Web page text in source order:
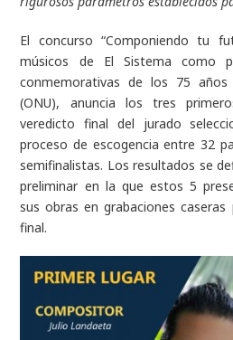
El concurso “Componiendo tu
músicos de El Sistema como
conmemorativas de los 75 años
(ONU), anuncia los tres
veredicto final del jurado
proceso de escogencia entre 32
semifinalistas. Los resultados se
preliminar en la que estos 5
sus obras en grabaciones
final.